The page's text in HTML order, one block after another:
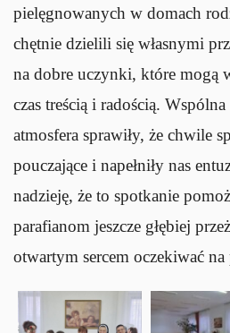
pielęgnowanych w domach
chętnie dzielili się własnymi
na dobre uczynki, które mogą
czas treścią i radością.
atmosfera sprawiły, że chwile
pouczające i napełniły nas
nadzieję, że to spotkanie
parafianom jeszcze głębiej
otwartym sercem oczekiwać